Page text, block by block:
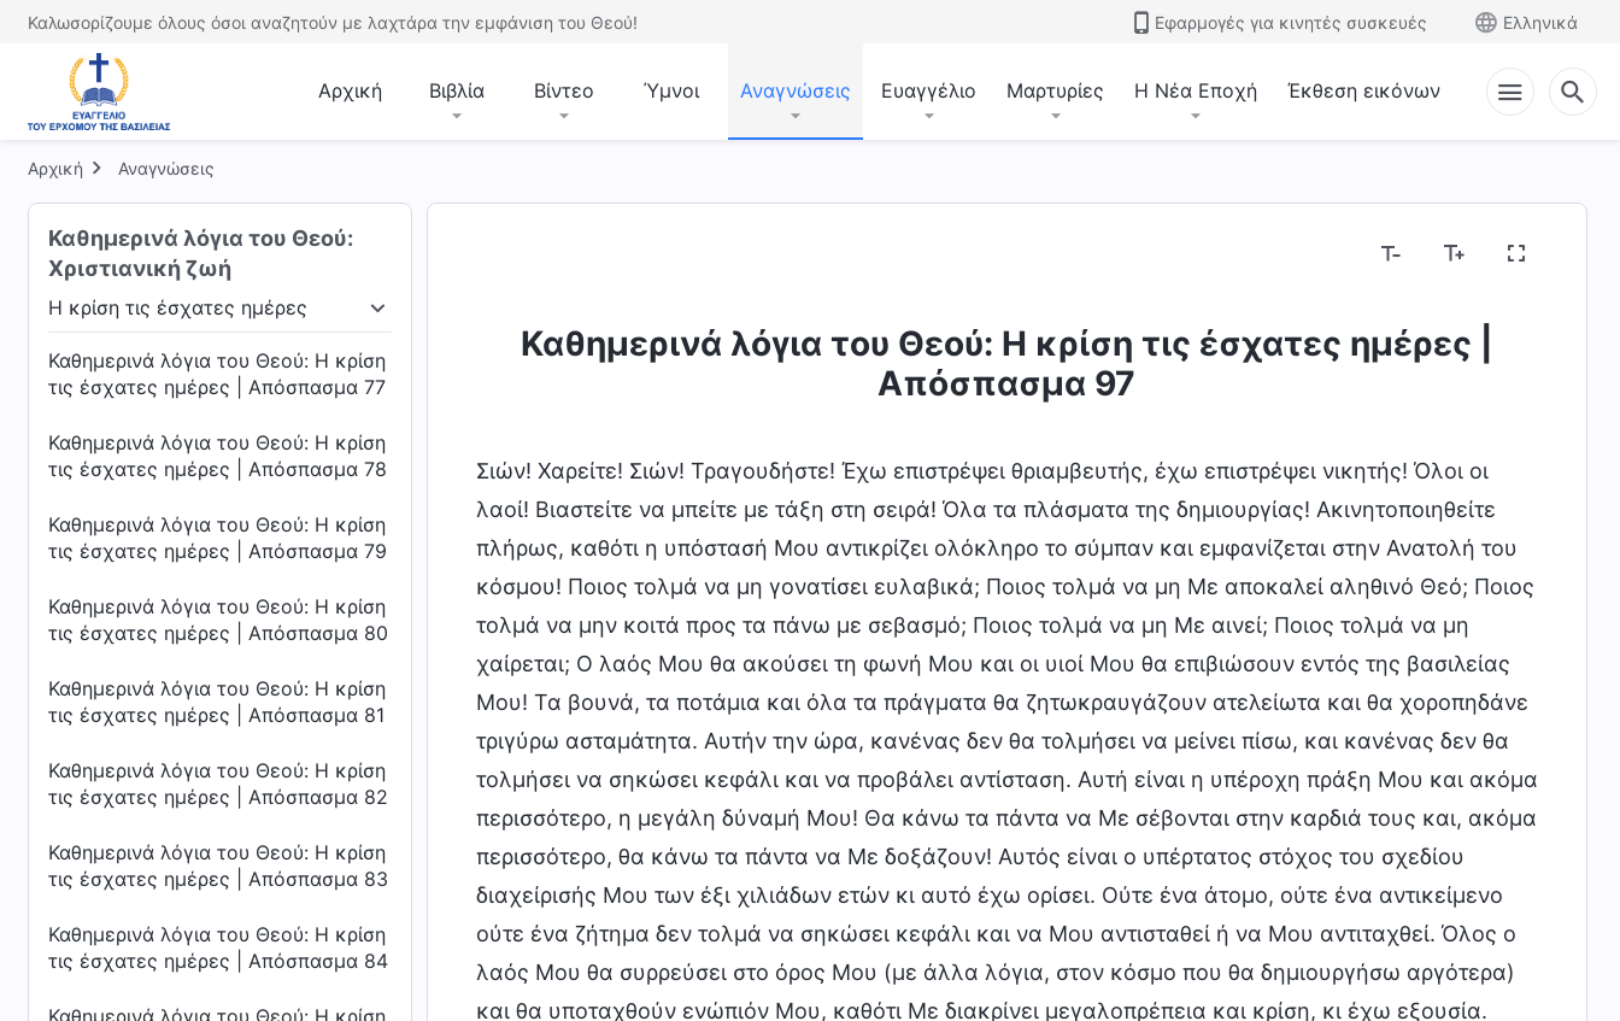
Καλωσορίζουμε όλους όσοι αναζητούν με λαχτάρα την εμφάνιση του Θεού! Εφαρμογές για κινητές συσκευές Ελληνικά
Αρχική Βιβλία Βίντεο Ύμνοι Αναγνώσεις Ευαγγέλιο Μαρτυρίες Η Νέα Εποχή Έκθεση εικόνων
Αρχική Αναγνώσεις
Καθημερινά λόγια του Θεού:
Χριστιανική ζωή
Η κρίση τις έσχατες ημέρες
Θεού Η κρίση τις έσχατες ημέρες Η ενσάρκωση Γνωρίζοντας το έργο του Θεού Η διάθεση του Θεού και αυτό που Αυτός έχει και είναι
Καθημερινά λόγια του Θεού: Η κρίση
τις έσχατες ημέρες | Απόσπασμα 77
Καθημερινά λόγια του Θεού: Η κρίση
τις έσχατες ημέρες | Απόσπασμα 78
Καθημερινά λόγια του Θεού: Η κρίση
τις έσχατες ημέρες | Απόσπασμα 79
Καθημερινά λόγια του Θεού: Η κρίση
τις έσχατες ημέρες | Απόσπασμα 80
Καθημερινά λόγια του Θεού: Η κρίση
τις έσχατες ημέρες | Απόσπασμα 81
Καθημερινά λόγια του Θεού: Η κρίση
τις έσχατες ημέρες | Απόσπασμα 82
Καθημερινά λόγια του Θεού: Η κρίση
τις έσχατες ημέρες | Απόσπασμα 83
Καθημερινά λόγια του Θεού: Η κρίση
τις έσχατες ημέρες | Απόσπασμα 84
Καθημερινά λόγια του Θεού: Η κρίση
Καθημερινά λόγια του Θεού: Η κρίση τις έσχατες ημέρες |
Απόσπασμα 97
Σιών! Χαρείτε! Σιών! Τραγουδήστε! Έχω επιστρέψει θριαμβευτής, έχω επιστρέψει νικητής! Όλοι οι
λαοί! Βιαστείτε να μπείτε με τάξη στη σειρά! Όλα τα πλάσματα της δημιουργίας! Ακινητοποιηθείτε
πλήρως, καθότι η υπόστασή Μου αντικρίζει ολόκληρο το σύμπαν και εμφανίζεται στην Ανατολή του
κόσμου! Ποιος τολμά να μη γονατίσει ευλαβικά; Ποιος τολμά να μη Με αποκαλεί αληθινό Θεό; Ποιος
τολμά να μην κοιτά προς τα πάνω με σεβασμό; Ποιος τολμά να μη Με αινεί; Ποιος τολμά να μη
χαίρεται; Ο λαός Μου θα ακούσει τη φωνή Μου και οι υιοί Μου θα επιβιώσουν εντός της βασιλείας
Μου! Τα βουνά, τα ποτάμια και όλα τα πράγματα θα ζητωκραυγάζουν ατελείωτα και θα χοροπηδάνε
τριγύρω ασταμάτητα. Αυτήν την ώρα, κανένας δεν θα τολμήσει να μείνει πίσω, και κανένας δεν θα
τολμήσει να σηκώσει κεφάλι και να προβάλει αντίσταση. Αυτή είναι η υπέροχη πράξη Μου και ακόμα
περισσότερο, η μεγάλη δύναμή Μου! Θα κάνω τα πάντα να Με σέβονται στην καρδιά τους και, ακόμα
περισσότερο, θα κάνω τα πάντα να Με δοξάζουν! Αυτός είναι ο υπέρτατος στόχος του σχεδίου
διαχείρισής Μου των έξι χιλιάδων ετών κι αυτό έχω ορίσει. Ούτε ένα άτομο, ούτε ένα αντικείμενο
ούτε ένα ζήτημα δεν τολμά να σηκώσει κεφάλι και να Μου αντισταθεί ή να Μου αντιταχθεί. Όλος ο
λαός Μου θα συρρεύσει στο όρος Μου (με άλλα λόγια, στον κόσμο που θα δημιουργήσω αργότερα)
και θα υποταχθούν ενώπιόν Μου, καθότι Με διακρίνει μεγαλοπρέπεια και κρίση, κι έχω εξουσία.